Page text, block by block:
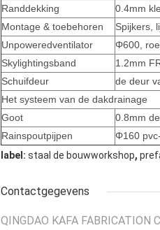
Randdekking
0.4mm
Montage & toebehoren
Spijkers,
Unpoweredventilator
Φ600,
Skylightingsband
1.2mm
Schuifdeur
de deur
Het systeem van de dakdrainage
Goot
0.8mm
Rainspoutpijpen
Φ160
label: staal de bouwworkshop,
Contactgegevens
QINGDAO KAFA FABRICATION